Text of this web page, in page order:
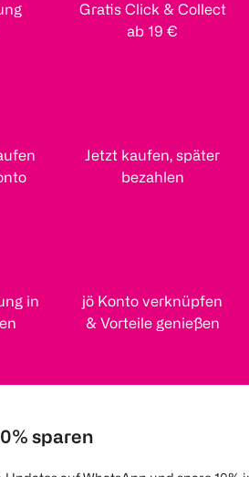
Gratis Click & Collect
ab 19 €
Jetzt kaufen, später
bezahlen
in
jö Konto verknüpfen
& Vorteile genießen
sparen